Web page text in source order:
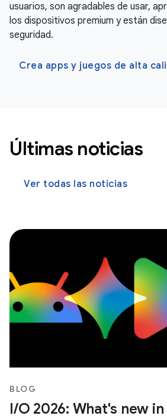
usuarios, son agradables de usar,
los dispositivos premium y están
seguridad.
Crea apps y juegos de alta
Últimas noticias
Ver todas las noticias
BLOG
I/O 2026: What's new